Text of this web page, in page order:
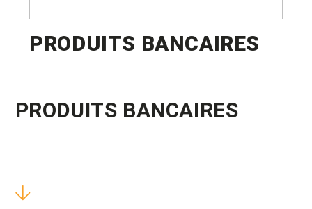
PRODUITS BANCAIRES
PRODUITS BANCAIRES